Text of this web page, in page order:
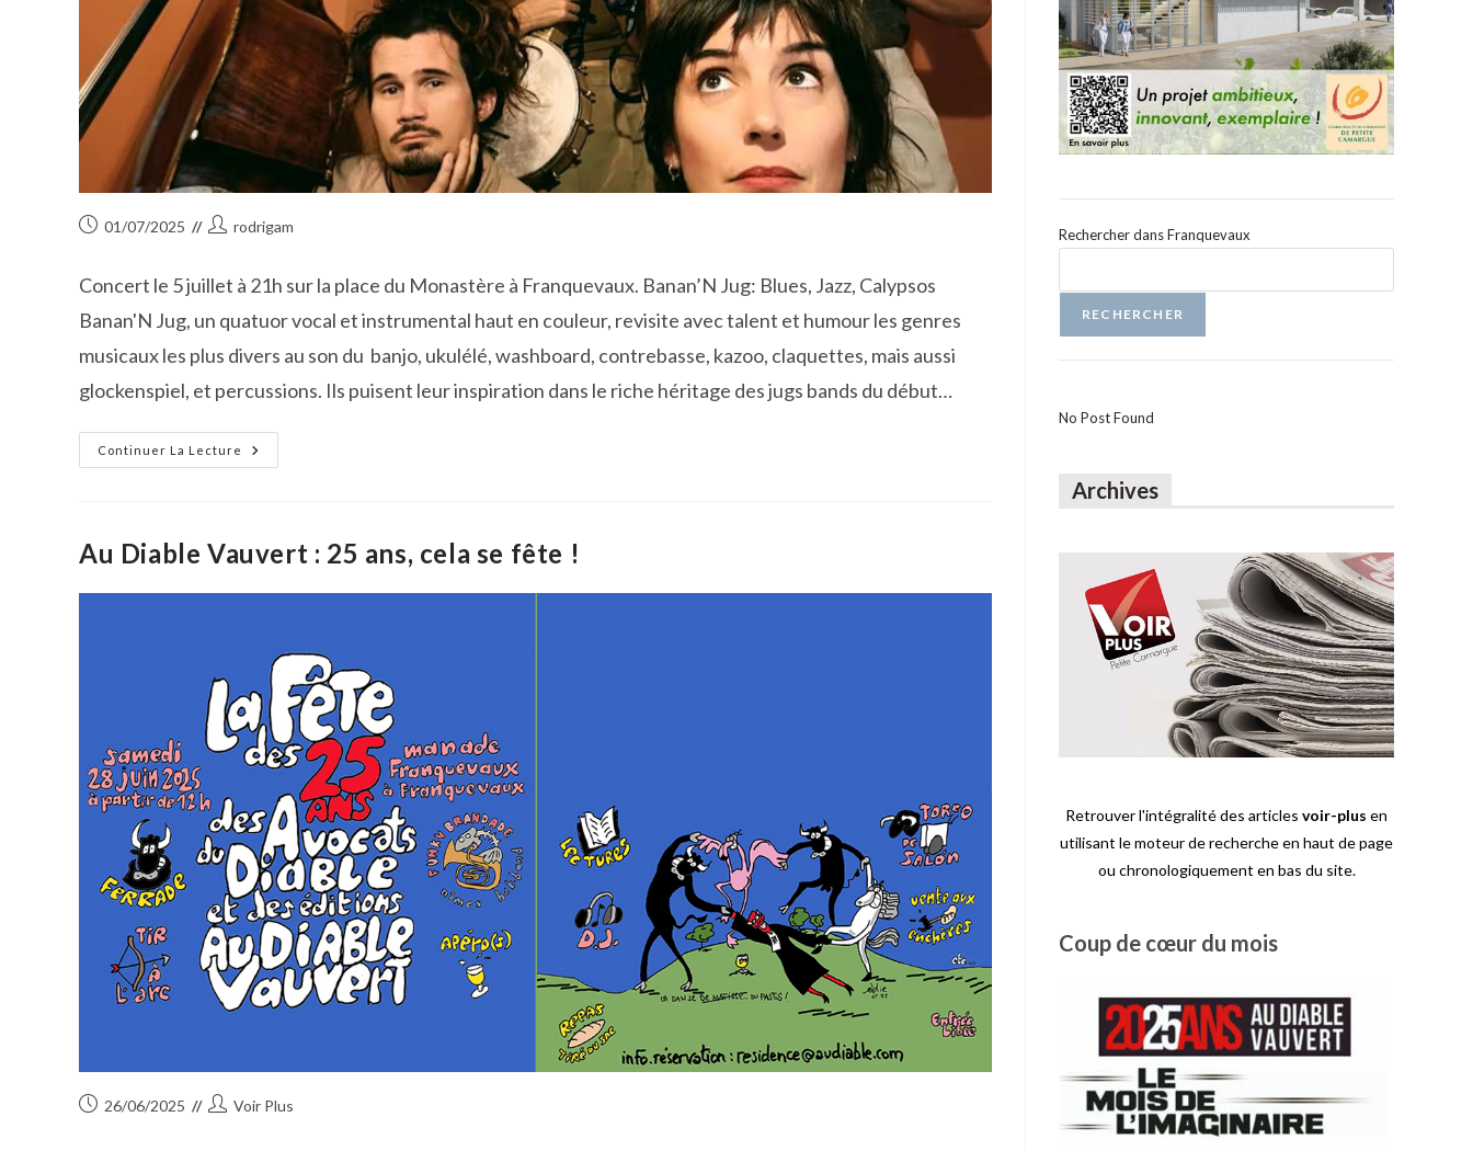
Publication
01/07/2025
Auteur/autrice
publication :
rodrigam
Concert le 5 juillet à 21h sur la place du Monastère à Franquevaux. Banan’N Jug: Blues, Jazz, Calypsos
Banan'N Jug, un quatuor vocal et instrumental haut en couleur, revisite avec talent et humour les genres
musicaux les plus divers au son du banjo, ukulélé, washboard, contrebasse, kazoo, claquettes, mais aussi
glockenspiel, et percussions. Ils puisent leur inspiration dans le riche héritage des jugs bands du début…
Continuer La Lecture
Concert
Des
Au Diable Vauvert : 25 ans, cela se fête !
Publication
26/06/2025
Auteur/autrice
Voir Plus
Rechercher dans Franquevaux
RECHERCHER
No Post Found
Archives
Retrouver l'intégralité des articles voir-plus en
utilisant le moteur de recherche en haut de page
ou chronologiquement en bas du site.
Coup de cœur du mois